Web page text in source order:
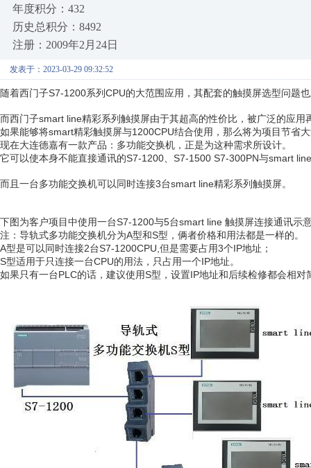
年度积分：432
历史总积分：8492
注册：2009年2月24日
发表于：2023-03-29 09:32:52
随着西门子S7-1200系列CPU的大范围应用，其配套的触摸屏选型问题
而西门子smart line精彩系列触摸屏由于其超高的性价比，被广泛的应用
如果能够将smart精彩触摸屏与1200CPU结合使用，那么将为项目节省
现在大连德嘉有一款产品：多功能交换机，正是为这种需求所设计。
它可以使本身不能直接通讯的S7-1200、S7-1500 S7-300PN与smart
而且一台多功能交换机可以同时连接3台smart line精彩系列触摸屏。
下图为客户项目中使用一台S7-1200与5台smart line 触摸屏连接通讯示
注：导轨式多功能交换机分为A型和S型，俩者价格和用法都是一样的。
A型是可以同时连接2台S7-1200CPU,但是需要占用3个IP地址；
S型适用于只连接一台CPU的用法，只占用一个IP地址。
如果只有一台PLC的话，建议使用S型，设置IP地址和后续检修都会相对